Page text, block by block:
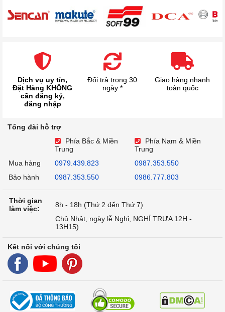
Dịch vụ uy tín,
Đặt Hàng KHÔNG
cần đăng ký,
đăng nhập
Đổi trả trong 30
ngày *
Giao hàng nhanh
toàn quốc
Tổng đài hỗ trợ
Phía Bắc & Miền
Trung
Phía Nam & Miền
Trung
Mua hàng
0979.439.823
0987.353.550
Bảo hành
0987.353.550 0986.777.803
Thời gian
làm việc:
8h - 18h (Thứ 2 đến Thứ 7)
Chủ Nhật, ngày lễ Nghỉ, NGHỈ TRƯA 12H -
13H15)
Kết nối với chúng tôi